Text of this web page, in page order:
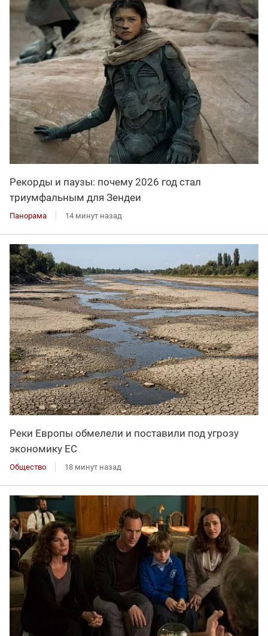
Рекорды и паузы: почему 2026 год стал
триумфальным для Зендеи
Панорама 14 минут назад
Реки Европы обмелели и поставили под угрозу
экономику ЕС
Общество 18 минут назад